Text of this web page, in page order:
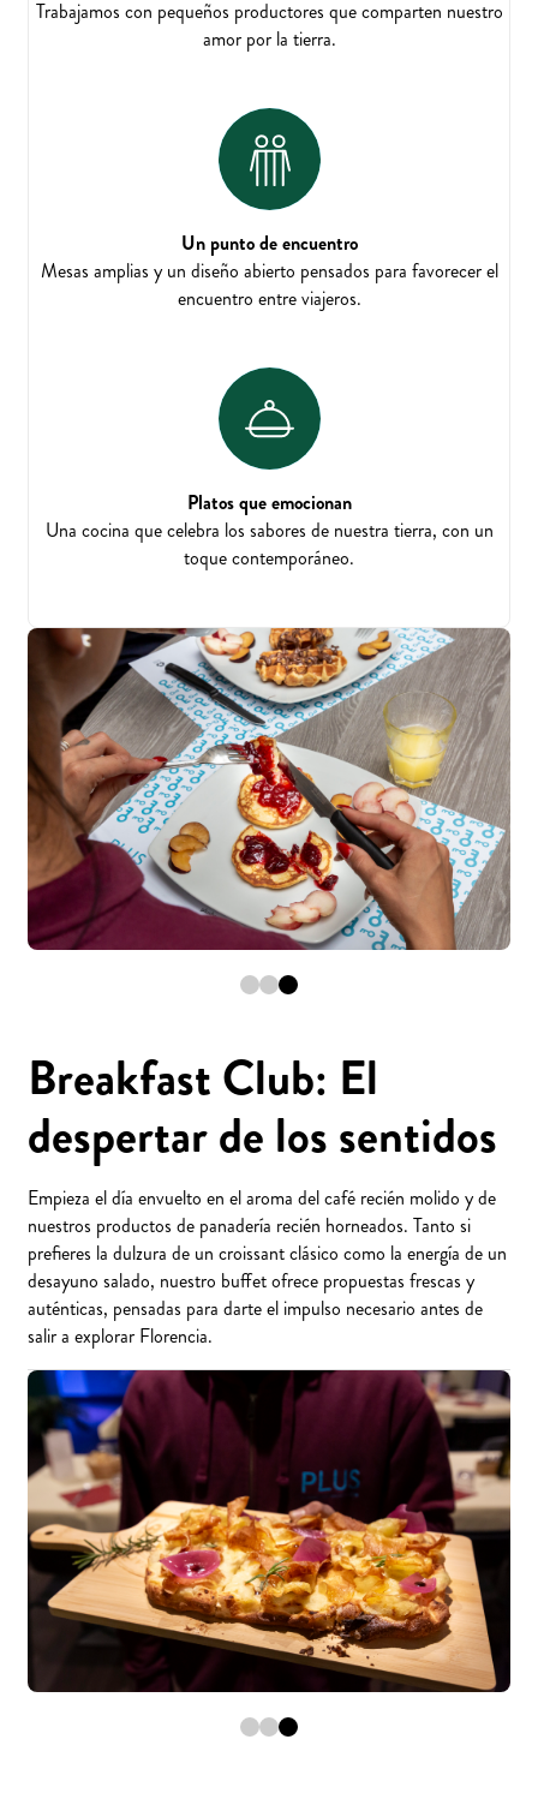
Trabajamos con pequeños productores que comparten nuestro
amor por la tierra.
Un punto de encuentro
Mesas amplias y un diseño abierto pensados para favorecer el
encuentro entre viajeros.
Platos que emocionan
Una cocina que celebra los sabores de nuestra tierra, con un
toque contemporáneo.
Breakfast Club: El
despertar de los sentidos
Empieza el día envuelto en el aroma del café recién molido y de
nuestros productos de panadería recién horneados. Tanto si
prefieres la dulzura de un croissant clásico como la energía de un
desayuno salado, nuestro buffet ofrece propuestas frescas y
auténticas, pensadas para darte el impulso necesario antes de
salir a explorar Florencia.